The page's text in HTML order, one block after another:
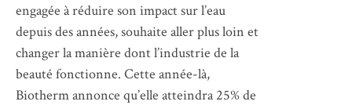
engagée à réduire son impact sur l’eau
depuis des années, souhaite aller plus loin et
changer la manière dont l’industrie de la
beauté fonctionne. Cette année-là,
Biotherm annonce qu’elle atteindra 25% de